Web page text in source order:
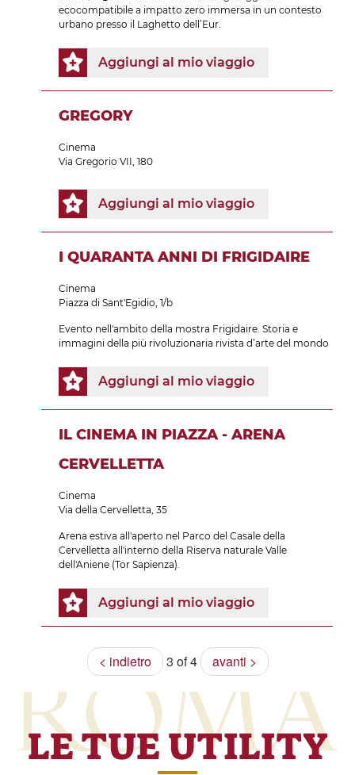
ecocompatibile a impatto zero immersa in un contesto
urbano presso il Laghetto dell’Eur.
Aggiungi al mio viaggio
GREGORY
Cinema
Via Gregorio VII, 180
Aggiungi al mio viaggio
I QUARANTA ANNI DI FRIGIDAIRE
Cinema
Piazza di Sant'Egidio, 1/b
Evento nell'ambito della mostra Frigidaire. Storia e
immagini della più rivoluzionaria rivista d’arte del mondo
Aggiungi al mio viaggio
IL CINEMA IN PIAZZA - ARENA
CERVELLETTA
Cinema
Via della Cervelletta, 35
Arena estiva all'aperto nel Parco del Casale della
Cervelletta all'interno della Riserva naturale Valle
dell'Aniene (Tor Sapienza).
Aggiungi al mio viaggio
< indietro 3 of 4 avanti >
LE TUE UTILITY